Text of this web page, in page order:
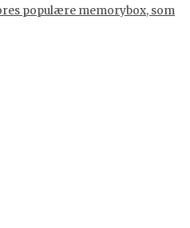
populære memorybox, som